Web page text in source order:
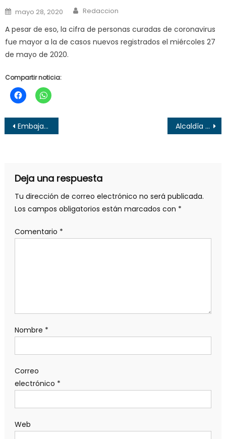
Posted
on
mayo 28, 2020 Author
Redaccion
A pesar de eso, la cifra de personas curadas de coronavirus
fue mayor a la de casos nuevos registrados el miércoles 27
de mayo de 2020.
Compartir noticia:
Navegación
de
Embajador de EEUU se lanza en paracaídas en el Show Aéreo Alcaldía de Santa Ana convoca a reunión a Comisión Municipal de Protección Civil por Coronavirus
Deja una respuesta
Tu dirección de correo electrónico no será publicada.
Los campos obligatorios están marcados con *
Comentario *
Nombre *
Correo
electrónico *
Web